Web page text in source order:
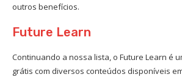
outros benefícios.
Future Learn
Continuando a nossa lista, o Future Learn é
grátis com diversos conteúdos disponíveis